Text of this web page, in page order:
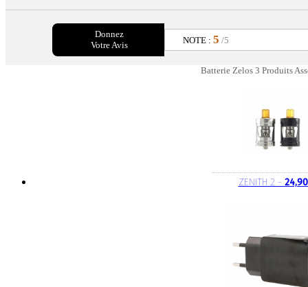
Donnez
Votre Avis
NOTE : 5 /5
Batterie Zelos 3 Produits
ZENITH 2 -